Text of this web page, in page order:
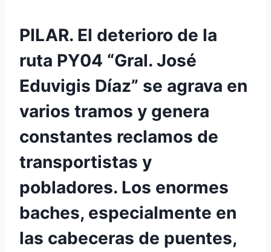
PILAR. El deterioro de la
ruta PY04 “Gral. José
Eduvigis Díaz” se agrava en
varios tramos y genera
constantes reclamos de
transportistas y
pobladores. Los enormes
baches, especialmente en
las cabeceras de puentes,